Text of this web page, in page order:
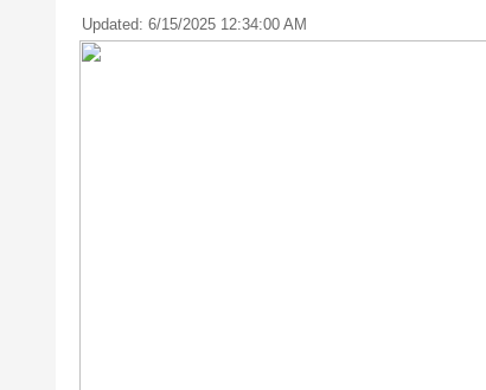
Updated: 6/15/2025 12:34:00 AM